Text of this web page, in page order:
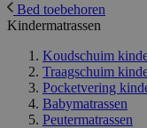
Bed toebehoren
Kindermatrassen
Koudschuim
Traagschuim
Pocketvering
Babymatrassen
Peutermatrassen